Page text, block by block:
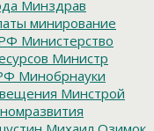
Минздрав
минирование
Министерство
Министр
Минобрнауки
Минстрой